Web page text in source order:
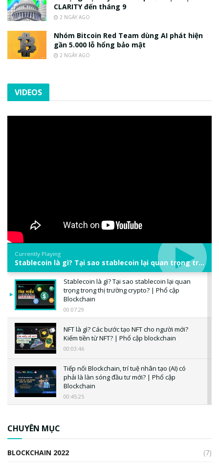
CLARITY đến tháng 9
2 NGÀY AGO
Nhóm Bitcoin Red Team dùng AI phát hiện
gần 5.000 lỗ hổng bảo mật
2 NGÀY AGO
VIDEOS
Currently Playing
Stablecoin là gì? Tại sao stablecoin lại quan trọng trong thị trường crypto? | Phổ cập Blockchain
Stablecoin là gì? Tại sao stablecoin lại quan
trọng trong thị trường crypto? | Phổ cập
Blockchain
00:07:29
NFT là gì? Các bước tạo NFT cho người mới?
Kiếm tiền từ NFT? | Phổ cập blockchain
00:03:46
Tiếp nối Blockchain, trí tuệ nhân tạo (AI) có
phải là làn sóng đầu tư mới? | Phổ cập
Blockchain
00:45:25
CHUYÊN MỤC
BLOCKCHAIN 2022
(7)